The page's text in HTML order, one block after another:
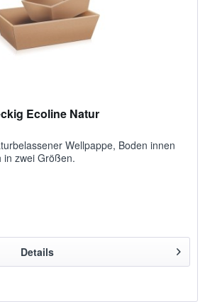
Ecoline Natur
Well­pappe, Boden innen
in zwei Größen.
Details